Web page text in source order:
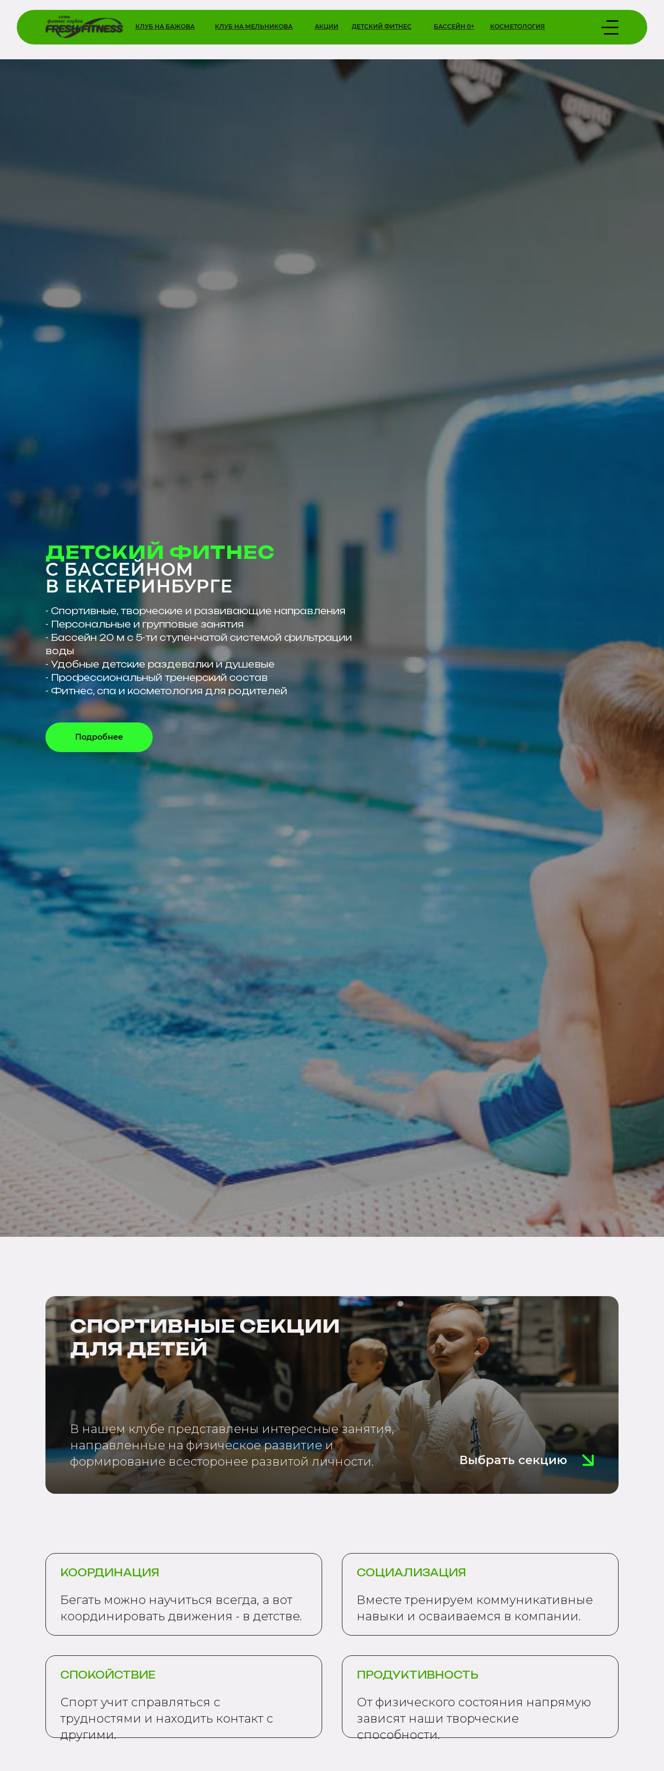
КЛУБ НА БАЖОВА КЛУБ НА МЕЛЬНИКОВА АКЦИИ ДЕТСКИЙ ФИТНЕС БАССЕЙН 0+ КОСМЕТОЛОГИЯ
ДЕТСКИЙ ФИТНЕС
С БАССЕЙНОМ
В ЕКАТЕРИНБУРГЕ
- Спортивные, творческие и развивающие направления
- Персональные и групповые занятия
- Бассейн 20 м с 5-ти ступенчатой системой фильтрации
воды
- Удобные детские раздевалки и душевые
- Профессиональный тренерский состав
- Фитнес, спа и косметология для родителей
Подробнее
СПОРТИВНЫЕ СЕКЦИИ
ДЛЯ ДЕТЕЙ
В нашем клубе представлены интересные занятия,
направленные на физическое развитие и
формирование всесторонее развитой личности.
Выбрать секцию
КООРДИНАЦИЯ
Бегать можно научиться всегда, а вот
координировать движения - в детстве.
СПОКОЙСТВИЕ
Спорт учит справляться с
трудностями и находить контакт с
другими.
СОЦИАЛИЗАЦИЯ
Вместе тренируем коммуникативные
навыки и осваиваемся в компании.
ПРОДУКТИВНОСТЬ
От физического состояния напрямую
зависят наши творческие
способности.